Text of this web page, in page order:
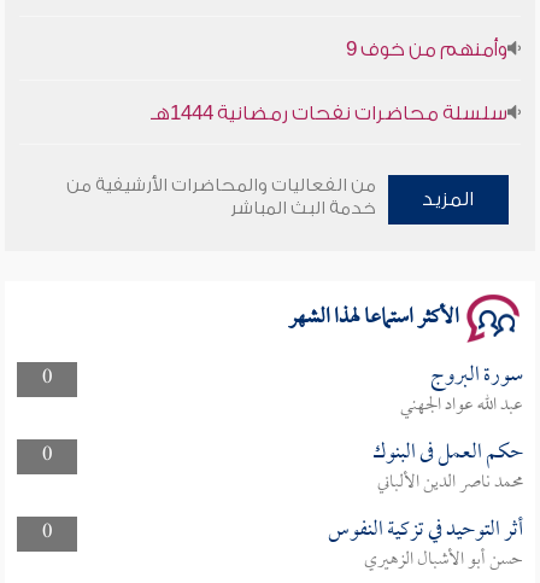
وأمنهم من خوف 9
المزيد
من الفعاليات والمحاضرات الأرشيفية من
خدمة البث المباشر
الأكثر استماعا لهذا الشهر
0 سورة البروج
عبد الله عواد الجهني
0
حكم العمل فى البنوك
محمد ناصر الدين الألباني
0
أثر التوحيد في تزكية النفوس
حسن أبو الأشبال الزهيري